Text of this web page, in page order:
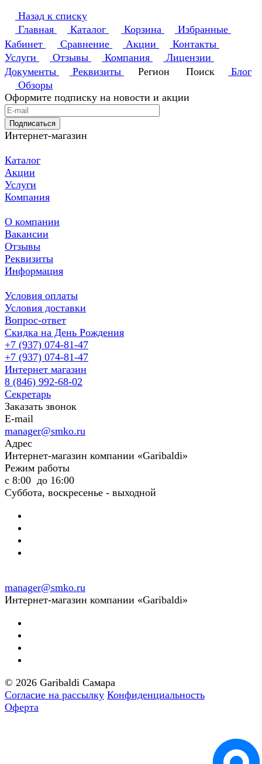
Назад к списку
Главная
Каталог Корзина
Избранные
Кабинет
Сравнение Акции
Контакты
Услуги
Отзывы Компания
Лицензии
Документы
Реквизиты Регион Поиск
Блог
Обзоры
Оформите подписку на новости и акции
Подписаться
Интернет-магазин
Каталог
Акции
Услуги
Компания
О компании
Вакансии
Отзывы
Реквизиты
Информация
Условия оплаты
Условия доставки
Вопрос-ответ
Скидка на День Рождения
+7 (937) 074-81-47
+7 (937) 074-81-47
Интернет магазин
8 (846) 992-68-02
Секретарь
Заказать звонок
E-mail
manager@smko.ru
Адрес
Интернет-магазин компании «Garibaldi»
Режим работы
с 8:00 до 16:00
Суббота, воскресенье - выходной
manager@smko.ru
Интернет-магазин компании «Garibaldi»
© 2026 Garibaldi Самара
Согласие на рассылку Конфиденциальность
Оферта